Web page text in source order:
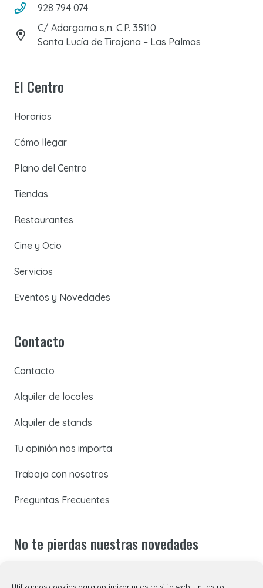
928 794 074
C/ Adargoma s,n. C.P. 35110
Santa Lucía de Tirajana – Las Palmas
El Centro
Horarios
Cómo llegar
Plano del Centro
Tiendas
Restaurantes
Cine y Ocio
Servicios
Eventos y Novedades
Contacto
Contacto
Alquiler de locales
Alquiler de stands
Tu opinión nos importa
Trabaja con nosotros
Preguntas Frecuentes
No te pierdas nuestras novedades